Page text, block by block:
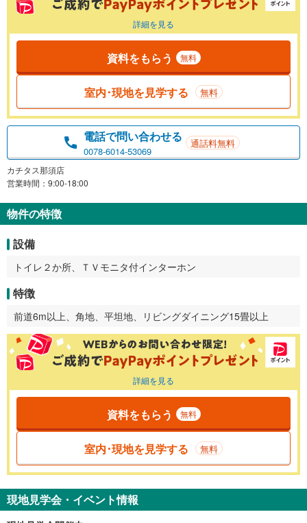
詳細を見る
資料をもらう 無料
室内･現地を見学する 無料
電話で問い合わせる
0078-6014-53069
通話料無料
カチタス那須店
営業時間：9:00-18:00
物件の特徴
設備
トイレ２か所、ＴＶモニタ付インターホン
特徴
前道6m以上、角地、平坦地、リビングダイニング15畳以上
詳細を見る
資料をもらう 無料
室内･現地を見学する 無料
現地見学会・イベント情報